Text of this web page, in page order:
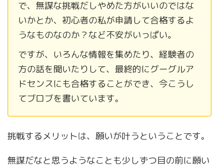
で、無謀な挑戦だしやめた方がいいのではな
いかとか、初心者の私が申請して合格するよ
うなものなのか？など不安がいっぱい。
ですが、いろんな情報を集めたり、経験者の
方の話を聞いたりして、最終的にグーグルア
ドセンスにも合格することができ、今こうし
てブロブを書いています。
挑戦するメリットは、願いが叶うということです。
無謀だなと思うようなことも少しずつ目の前に願い